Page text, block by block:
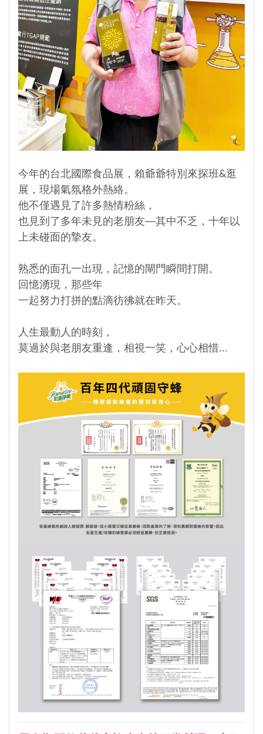
今年的台北國際食品展，賴爺爺特別來探班&逛
展，現場氣氛格外熱絡。
他不僅遇見了許多熱情粉絲，
也見到了多年未見的老朋友──其中不乏，十年以
上未碰面的摯友。
熟悉的面孔一出現，記憶的閘門瞬間打開。
回憶湧現，那些年
一起努力打拼的點滴彷彿就在昨天。
人生最動人的時刻，
莫過於與老朋友重逢，相視一笑，心心相惜...